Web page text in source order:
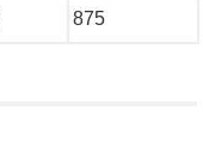
875